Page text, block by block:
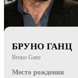
БРУНО ГАНЦ
Bruno Ganz
Место рождения